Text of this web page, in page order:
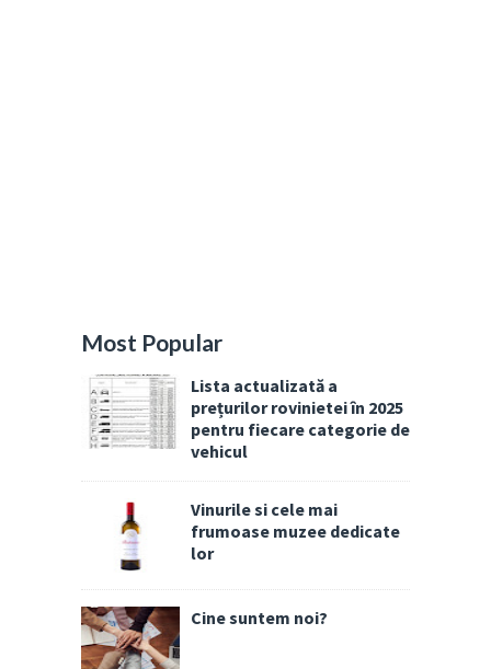
Most Popular
Lista actualizată a
prețurilor rovinietei în 2025
pentru fiecare categorie de
vehicul
Vinurile si cele mai
frumoase muzee dedicate
lor
Cine suntem noi?